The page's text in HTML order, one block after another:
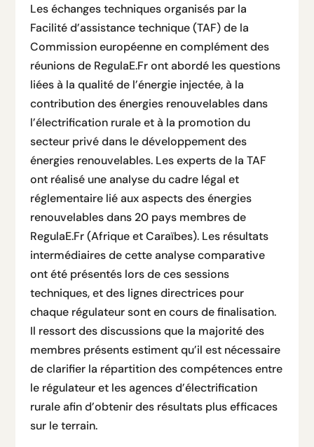
Les échanges techniques organisés par la
Facilité d’assistance technique (TAF) de la
Commission européenne en complément des
réunions de RegulaE.Fr ont abordé les questions
liées à la qualité de l’énergie injectée, à la
contribution des énergies renouvelables dans
l’électrification rurale et à la promotion du
secteur privé dans le développement des
énergies renouvelables. Les experts de la TAF
ont réalisé une analyse du cadre légal et
réglementaire lié aux aspects des énergies
renouvelables dans 20 pays membres de
RegulaE.Fr (Afrique et Caraïbes). Les résultats
intermédiaires de cette analyse comparative
ont été présentés lors de ces sessions
techniques, et des lignes directrices pour
chaque régulateur sont en cours de finalisation.
Il ressort des discussions que la majorité des
membres présents estiment qu’il est nécessaire
de clarifier la répartition des compétences entre
le régulateur et les agences d’électrification
rurale afin d’obtenir des résultats plus efficaces
sur le terrain.